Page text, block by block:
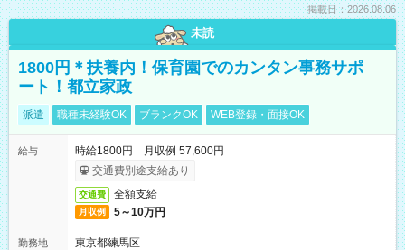
掲載日：2026.08.06
未読
1800円＊扶養内！保育園でのカンタン事務サポ
ート！都立家政
派遣 職種未経験OK ブランクOK WEB登録・面接OK
給与
時給1800円 月収例 57,600円
交通費別途支給あり
交通費 全額支給
月収例 5～10万円
勤務地
東京都練馬区